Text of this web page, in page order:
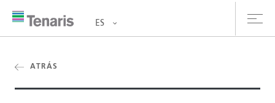
y Servicios
ES
ATRÁS